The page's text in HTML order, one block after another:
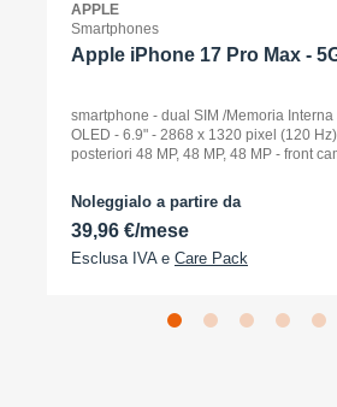
APPLE
Smartphones
Apple iPhone 17 Pro Max -
smartphone - dual SIM /Memoria
OLED - 6.9" - 2868 x 1320 pixel (120
posteriori 48 MP, 48 MP, 48 MP - front
Noleggialo a partire da
39,96 €/mese
Esclusa IVA e Care Pack